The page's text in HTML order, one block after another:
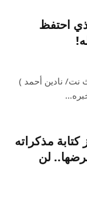
احتفظ
2024 الساعة 11:00 (أحداث نت/ نادين أحمد )
مذكراته
لن